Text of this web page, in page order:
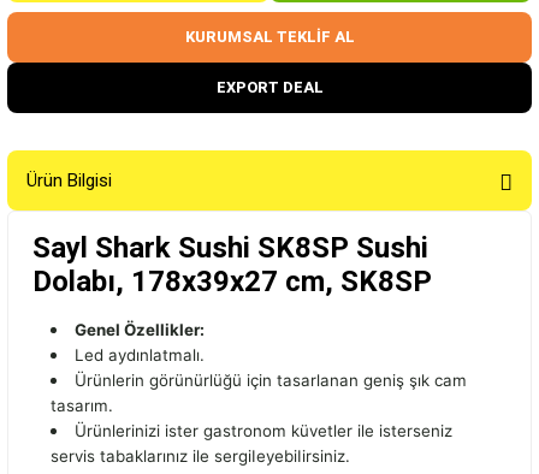
KURUMSAL TEKLİF AL
EXPORT DEAL
Ürün Bilgisi
Sayl Shark Sushi SK8SP Sushi
Dolabı, 178x39x27 cm, SK8SP
Genel Özellikler:
Led aydınlatmalı.
Ürünlerin görünürlüğü için tasarlanan geniş şık cam
tasarım.
Ürünlerinizi ister gastronom küvetler ile isterseniz
servis tabaklarınız ile sergiIeyebiIirsiniz.